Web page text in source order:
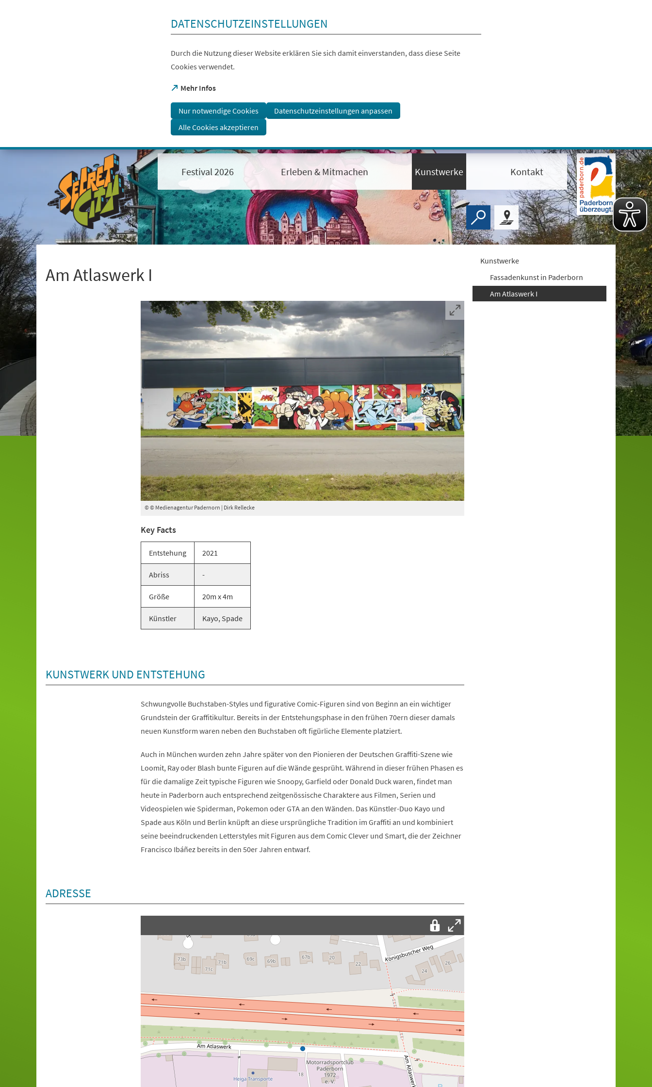
Visuelle
ALT
+
1
DATENSCHUTZEINSTELLUNGEN
Durch die Nutzung dieser Website erklären Sie sich damit einverstanden, dass diese Seite
Cookies verwendet.
Mehr Infos
(Öffnet
einem
neuen
Tab)
Nur notwendige Cookies
Datenschutzeinstellungen anpassen
Alle Cookies akzeptieren
Festival 2026 Erleben & Mitmachen Kunstwerke Kontakt
Am Atlaswerk I
© © Medienagentur Padernorn | Dirk Rellecke
Key Facts
Entstehung 2021
Abriss -
Größe 20m x 4m
Künstler Kayo, Spade
KUNSTWERK UND ENTSTEHUNG
Schwungvolle Buchstaben-Styles und figurative Comic-Figuren sind von Beginn an ein wichtiger
Grundstein der Graffitikultur. Bereits in der Entstehungsphase in den frühen 70ern dieser damals
neuen Kunstform waren neben den Buchstaben oft figürliche Elemente platziert.
Auch in München wurden zehn Jahre später von den Pionieren der Deutschen Graffiti-Szene wie
Loomit, Ray oder Blash bunte Figuren auf die Wände gesprüht. Während in dieser frühen Phasen es
für die damalige Zeit typische Figuren wie Snoopy, Garfield oder Donald Duck waren, findet man
heute in Paderborn auch entsprechend zeitgenössische Charaktere aus Filmen, Serien und
Videospielen wie Spiderman, Pokemon oder GTA an den Wänden. Das Künstler-Duo Kayo und
Spade aus Köln und Berlin knüpft an diese ursprüngliche Tradition im Graffiti an und kombiniert
seine beeindruckenden Letterstyles mit Figuren aus dem Comic Clever und Smart, die der Zeichner
Francisco Ibáñez bereits in den 50er Jahren entwarf.
ADRESSE
Kunstwerke
Fassadenkunst in Paderborn
Am Atlaswerk I